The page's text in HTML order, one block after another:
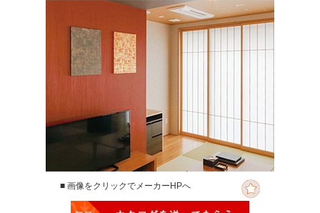
■ 画像をクリックでメーカーHPへ